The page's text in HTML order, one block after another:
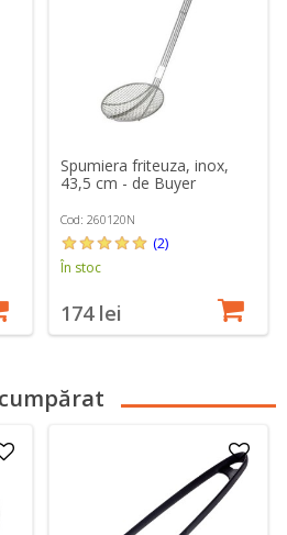
Spumiera friteuza, inox,
43,5 cm - de Buyer
Cod: 260120N
(2)
În stoc
174 lei